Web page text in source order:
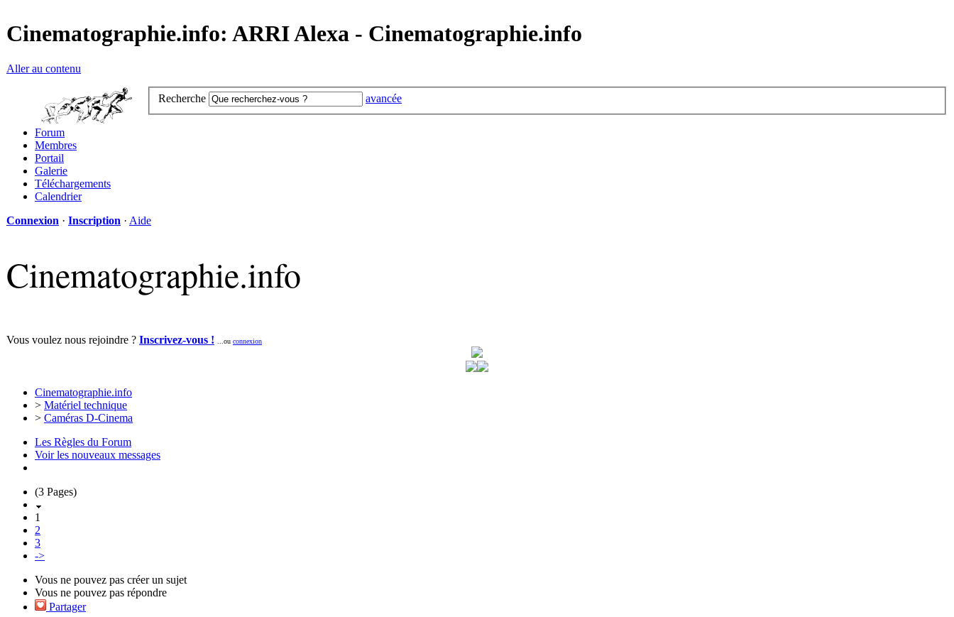
Cinematographie.info: ARRI Alexa - Cinematographie.info
Aller au contenu
Recherche avancée
Forum
Membres
Portail
Galerie
Téléchargements
Calendrier
Connexion · Inscription · Aide
Cinematographie.info
Vous voulez nous rejoindre ? Inscrivez-vous ! ...ou connexion
Cinematographie.info
> Matériel technique
> Caméras D-Cinema
Les Règles du Forum
Voir les nouveaux messages
(3 Pages)
1
2
3
->
Vous ne pouvez pas créer un sujet
Vous ne pouvez pas répondre
Partager